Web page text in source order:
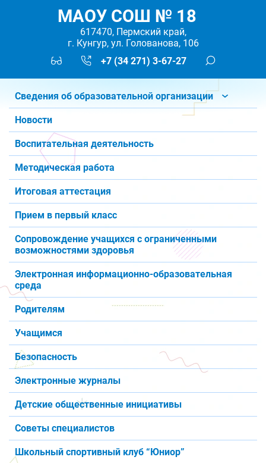
МАОУ СОШ № 18
617470, Пермский край,
г. Кунгур, ул. Голованова, 106
+7 (34 271) 3-67-27
Сведения об образовательной организации
Новости
Воспитательная деятельность
Методическая работа
Итоговая аттестация
Прием в первый класс
Сопровождение учащихся с ограниченными
возможностями здоровья
Электронная информационно-образовательная
среда
Родителям
Учащимся
Безопасность
Электронные журналы
Детские общественные инициативы
Советы специалистов
Школьный спортивный клуб “Юниор”